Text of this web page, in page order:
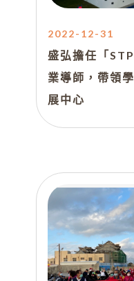
2022-12-31
盛弘擔任「
業導師，帶領
展中心